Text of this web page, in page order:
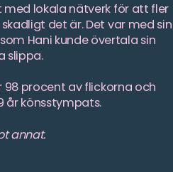
med lokala nätverk för att fler
det är. Det var med sin
Hani kunde övertala sin
slippa.
98 procent av flickorna och
år könsstympats.
annat.